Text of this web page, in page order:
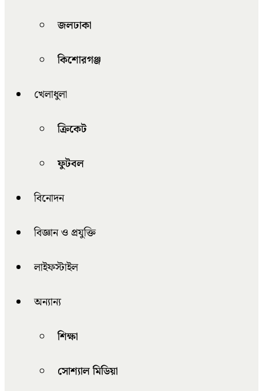
জলঢাকা
কিশোরগঞ্জ
খেলাধুলা
ক্রিকেট
ফুটবল
বিনোদন
বিজ্ঞান ও প্রযুক্তি
লাইফস্টাইল
অন্যান্য
শিক্ষা
সোশ্যাল মিডিয়া